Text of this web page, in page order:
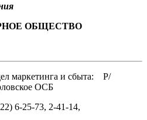
ОБЩЕСТВО
маркетинга и сбыта: Р/
ОСБ
6-25-73, 2-41-14,